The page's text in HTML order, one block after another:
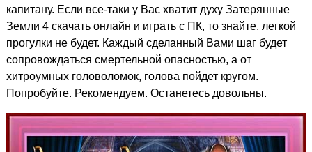
капитану. Если все-таки у Вас хватит духу Затерянные
Земли 4 скачать онлайн и играть с ПК, то знайте, легкой
прогулки не будет. Каждый сделанный Вами шаг будет
сопровождаться смертельной опасностью, а от
хитроумных головоломок, голова пойдет кругом.
Попробуйте. Рекомендуем. Останетесь довольны.